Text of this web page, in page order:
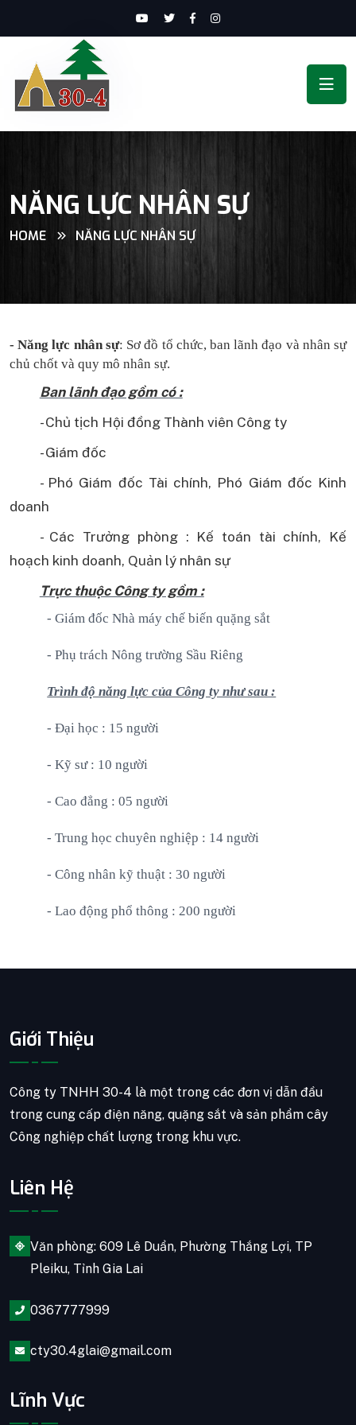
NĂNG LỰC NHÂN SỰ
HOME NĂNG LỰC NHÂN SỰ
- Năng lực nhân sự: Sơ đồ tổ chức, ban lãnh đạo và nhân sự
chủ chốt và quy mô nhân sự.
Ban lãnh đạo gồm có :
- Chủ tịch Hội đồng Thành viên Công ty
- Giám đốc
- Phó Giám đốc Tài chính, Phó Giám đốc Kinh
doanh
- Các Trưởng phòng : Kế toán tài chính, Kế
hoạch kinh doanh, Quản lý nhân sự
Trực thuộc Công ty gồm :
- Giám đốc Nhà máy chế biến quặng sắt
- Phụ trách Nông trường Sầu Riêng
Trình độ năng lực của Công ty như sau :
- Đại học : 15 người
- Kỹ sư : 10 người
- Cao đẳng : 05 người
- Trung học chuyên nghiệp : 14 người
- Công nhân kỹ thuật : 30 người
- Lao động phổ thông : 200 người
Giới Thiệu
Công ty TNHH 30-4 là một trong các đơn vị dẫn đầu
trong cung cấp điện năng, quặng sắt và sản phẩm cây
Công nghiệp chất lượng trong khu vực.
Liên Hệ
Văn phòng: 609 Lê Duẩn, Phường Thắng Lợi, TP
Pleiku, Tỉnh Gia Lai
0367777999
cty30.4glai@gmail.com
Lĩnh Vực